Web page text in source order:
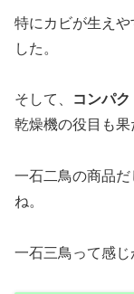
特にカビが生え
した。
そして、 コンパク
乾燥機の役目も果
一石二鳥の商品だ
ね。
一石三鳥って感じ